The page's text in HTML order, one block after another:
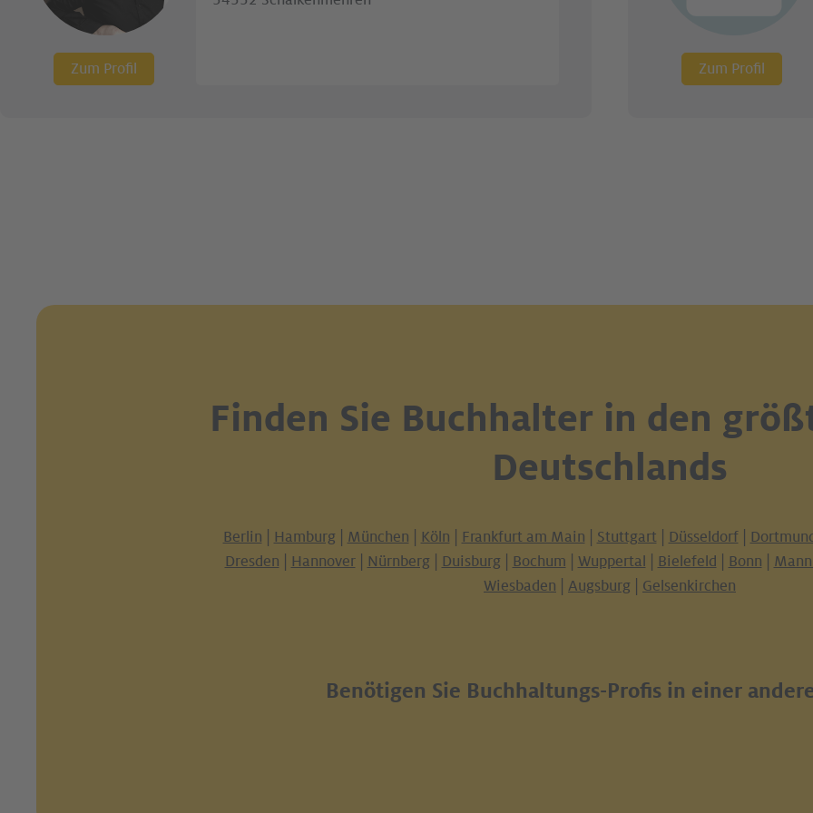
Zum Profil Zum Profil
Finden Sie Buchhalter in den
Deutschlands
Berlin Hamburg München Köln Frankfurt am Main Stuttgart Düsseldorf| Dortmund
Dresden
Hannover| Nürnberg Duisburg Bochum Wuppertal Bielefeld Bonn
Wiesbaden
Augsburg Gelsenkirchen
Benötigen Sie Buchhaltungs-Profis in einer